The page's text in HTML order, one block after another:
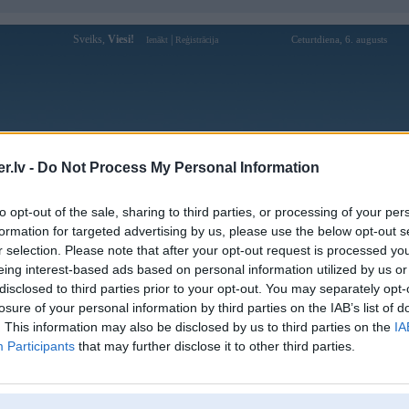
- Do Not Process My Personal Information
opt-out of the sale, sharing to third parties, or processing of your
for targeted advertising by us, please use the below opt-out
selection. Please note that after your opt-out request is processed
interest-based ads based on personal information utilized by us
to third parties prior to your opt-out. You may separately
of your personal information by third parties on the IAB’s list of
This information may also be disclosed by us to third parties on the
Participants that may further disclose it to other third parties.
Sveiks, Viesi! Ienākt Reģistrācija Ceturtdiena, 6. augusts
Forums Galerijas Reģistrācija Lietotāji
Lietotāja TwinTurbo profils
Pēdējo reizi manīts: 10. Jul 2022, 20:49
Lietotājvārds:
TwinTurbo
Pilsēta:
Rīga
Braucu ar:
E91 204hp
Ziņojumi forumā:
214